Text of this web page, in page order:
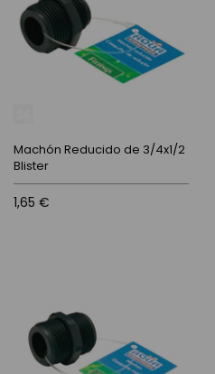
Machón Reducido de 3/4x1/2
Blister
1,65 €